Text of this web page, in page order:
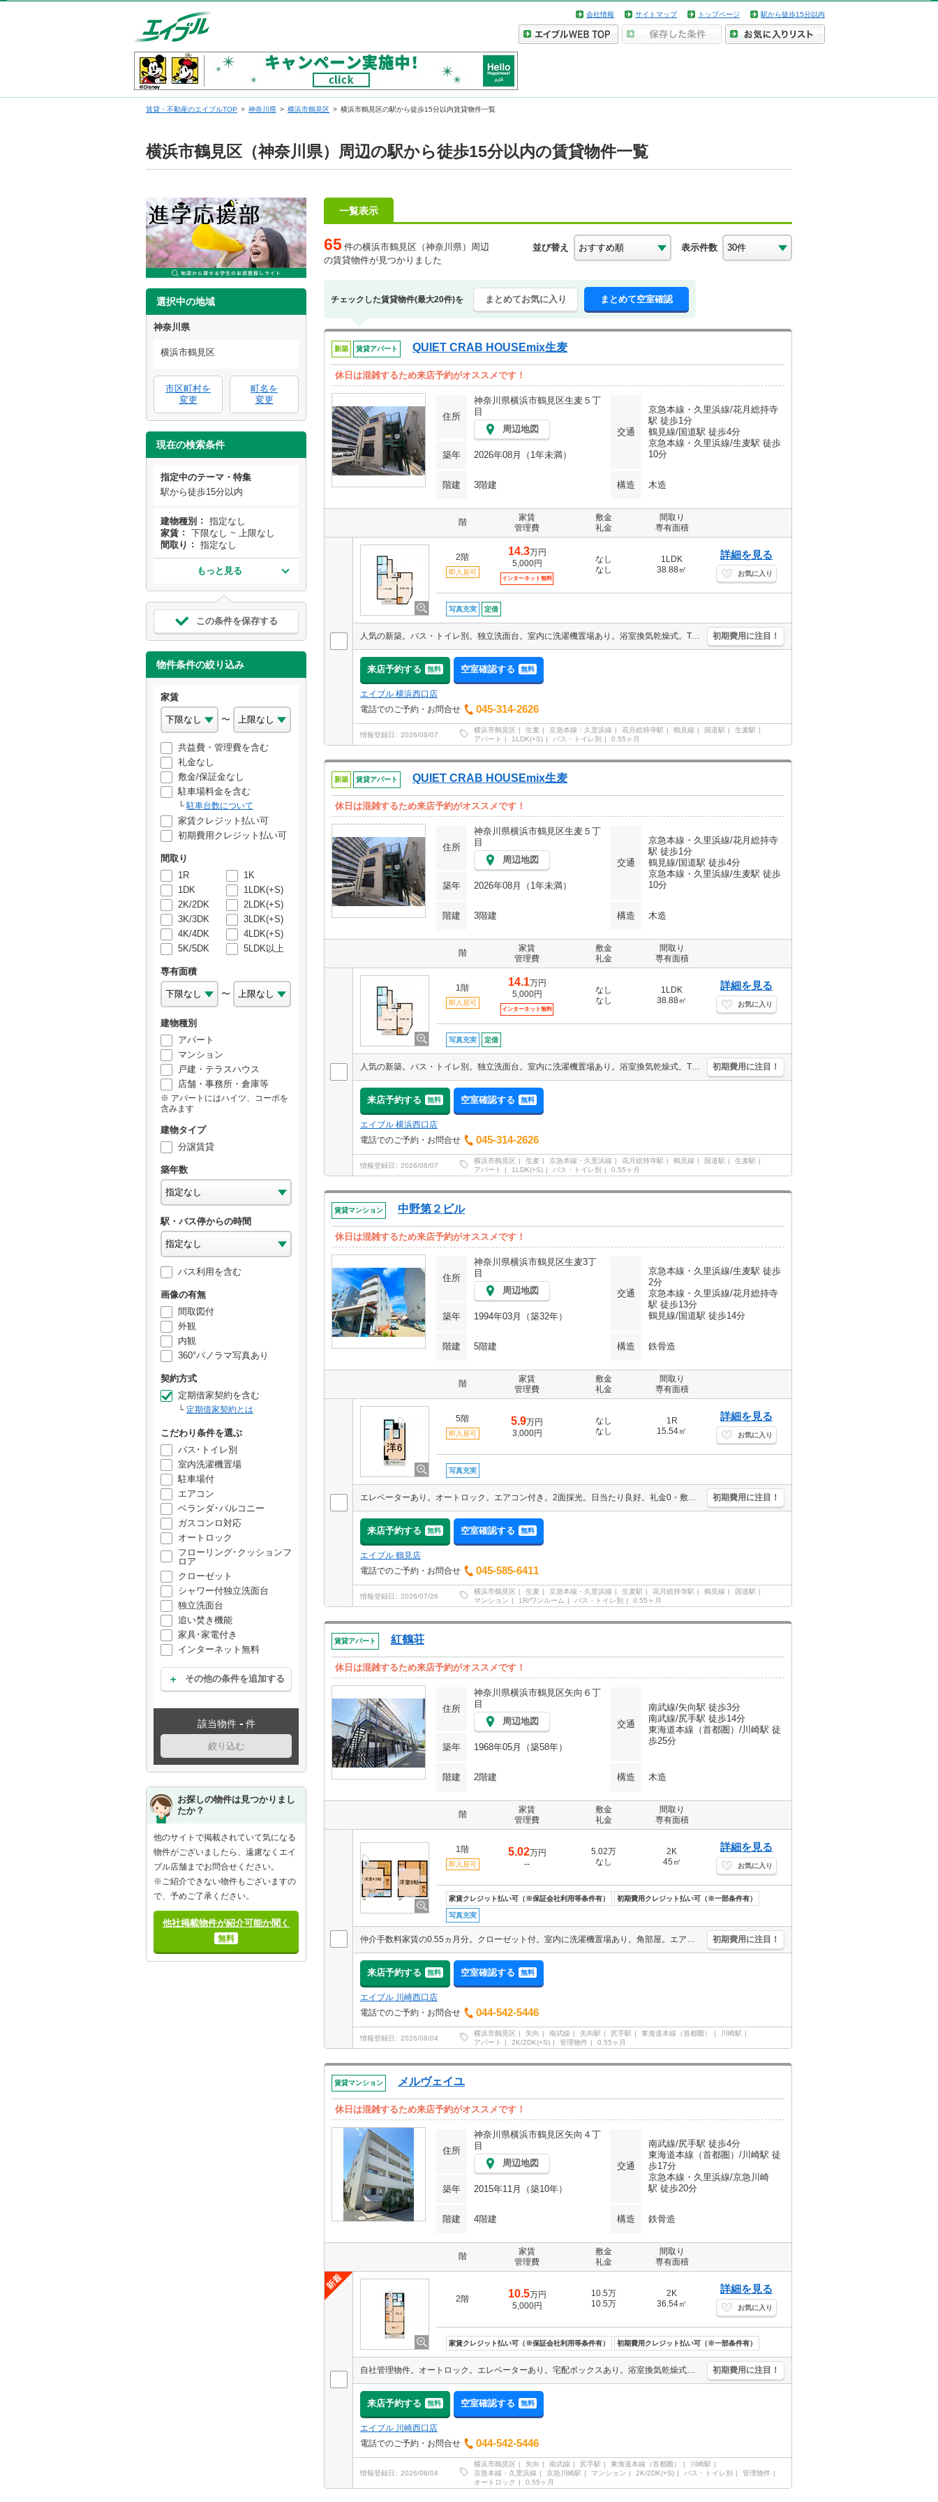
会社情報 サイトマップ トップページ 駅から徒歩15分以内
賃貸・不動産のエイブルTOP 神奈川県 横浜市鶴見区 横浜市鶴見区の駅から徒歩15分以内賃貸物件一覧
横浜市鶴見区（神奈川県）周辺の駅から徒歩15分以内の賃貸物件一覧
選択中の地域
神奈川県
横浜市鶴見区
市区町村を
変更
町名を
変更
現在の検索条件
指定中のテーマ・特集
駅から徒歩15分以内
建物種別
指定なし
家賃
下限なし ~ 上限なし
間取り
指定なし
もっと見る
この条件を保存する
物件条件の絞り込み
家賃
〜
共益費・管理費を含む
礼金なし
敷金/保証金なし
駐車場料金を含む
駐車台数について
家賃クレジット払い可
初期費用クレジット払い可
間取り
1R
1K
1DK
1LDK(+S)
2K/2DK
2LDK(+S)
3K/3DK
3LDK(+S)
4K/4DK
4LDK(+S)
5K/5DK
5LDK以上
専有面積
〜
建物種別
アパート
マンション
戸建・テラスハウス
店舗・事務所・倉庫等
アパートにはハイツ、コーポを
含みます
建物タイプ
分譲賃貸
築年数
駅・バス停からの時間
バス利用を含む
画像の有無
間取図付
外観
内観
360°パノラマ写真あり
契約方式
定期借家契約を含む
定期借家契約とは
こだわり条件を選ぶ
バス･トイレ別
室内洗濯機置場
駐車場付
エアコン
ベランダ･バルコニー
ガスコンロ対応
オートロック
フローリング･クッションフ
ロア
クローゼット
シャワー付独立洗面台
独立洗面台
追い焚き機能
家具･家電付き
インターネット無料
その他の条件を追加する
該当物件 - 件
絞り込む
お探しの物件は見つかりまし
たか？
他のサイトで掲載されていて気になる
物件がございましたら、遠慮なくエイ
ブル店舗までお問合せください。
※ご紹介できない物件もございますの
で、予めご了承ください。
他社掲載物件が紹介可能か聞く
無料
一覧表示
65 件の横浜市鶴見区（神奈川県）周辺
の賃貸物件が見つかりました
並び替え 表示件数
チェックした賃貸物件(最大20件)を まとめてお気に入り まとめて空室確認
新築 賃貸アパート QUIET CRAB HOUSEmix生麦
休日は混雑するため来店予約がオススメです！
住所
神奈川県横浜市鶴見区生麦５丁
目
周辺地図
交通
京急本線・久里浜線/花月総持寺
駅 徒歩1分
鶴見線/国道駅 徒歩4分
京急本線・久里浜線/生麦駅 徒歩
10分
築年 2026年08月（1年未満）
階建 3階建 構造 木造
階
家賃
管理費
敷金
礼金
間取り
専有面積
2階
即入居可
14.3万円
5,000円
インターネット無料
なし
なし
1LDK
38.88㎡
詳細を見る
お気に入り
写真充実 定借
人気の新築。バス・トイレ別。独立洗面台。室内に洗濯機置場あり。浴室換気乾燥式。TVモニターホン有。インターネット無料。宅配ボックスあり。住環境、あなたの目でお確かめください。 初期費用に注目！
来店予約する 無料 空室確認する 無料
エイブル 横浜西口店
電話でのご予約・お問合せ
045-314-2626
情報登録日 2026/08/07
横浜市鶴見区 生麦 京急本線・久里浜線 花月総持寺駅 鶴見線 国道駅
生麦駅
アパート
1LDK(+S) バス・トイレ別 0.55ヶ月
新築 賃貸アパート QUIET CRAB HOUSEmix生麦
休日は混雑するため来店予約がオススメです！
住所
神奈川県横浜市鶴見区生麦５丁
目
周辺地図
交通
京急本線・久里浜線/花月総持寺
駅 徒歩1分
鶴見線/国道駅 徒歩4分
京急本線・久里浜線/生麦駅 徒歩
10分
築年 2026年08月（1年未満）
階建 3階建 構造 木造
階
家賃
管理費
敷金
礼金
間取り
専有面積
1階
即入居可
14.1万円
5,000円
インターネット無料
なし
なし
1LDK
38.88㎡
詳細を見る
お気に入り
写真充実 定借
人気の新築。バス・トイレ別。独立洗面台。室内に洗濯機置場あり。浴室換気乾燥式。TVモニターホン有。インターネット無料。宅配ボックスあり。住環境、あなたの目でお確かめください。 初期費用に注目！
来店予約する 無料 空室確認する 無料
エイブル 横浜西口店
電話でのご予約・お問合せ
045-314-2626
情報登録日 2026/08/07
横浜市鶴見区 生麦 京急本線・久里浜線 花月総持寺駅 鶴見線 国道駅
生麦駅
アパート
1LDK(+S) バス・トイレ別 0.55ヶ月
賃貸マンション 中野第２ビル
休日は混雑するため来店予約がオススメです！
住所
神奈川県横浜市鶴見区生麦3丁
目
周辺地図
交通
京急本線・久里浜線/生麦駅 徒歩
2分
京急本線・久里浜線/花月総持寺
駅 徒歩13分
鶴見線/国道駅 徒歩14分
築年 1994年03月（築32年）
階建 5階建 構造 鉄骨造
階
家賃
管理費
敷金
礼金
間取り
専有面積
5階
即入居可
5.9万円
3,000円
なし
なし
1R
15.54㎡
詳細を見る
お気に入り
写真充実
エレベーターあり。オートロック。エアコン付き。2面採光。日当たり良好。礼金0・敷金0。IH調理器付き。最上階。角部屋。バス・トイレ別。1年未満の解約時、違約金1ヶ月分発生。 初期費用に注目！
来店予約する 無料 空室確認する 無料
エイブル 鶴見店
電話でのご予約・お問合せ
045-585-6411
情報登録日 2026/07/26
横浜市鶴見区 生麦 京急本線・久里浜線 生麦駅 花月総持寺駅 鶴見線
国道駅
マンション
1R/ワンルーム バス・トイレ別 0.55ヶ月
賃貸アパート 紅鶴荘
休日は混雑するため来店予約がオススメです！
住所
神奈川県横浜市鶴見区矢向６丁
目
周辺地図
交通
南武線/矢向駅 徒歩3分
南武線/尻手駅 徒歩14分
東海道本線（首都圏）/川崎駅 徒
歩25分
築年 1968年05月（築58年）
階建 2階建 構造 木造
階
家賃
管理費
敷金
礼金
間取り
専有面積
1階
即入居可
5.02万円
--
5.02万
なし
2K
45㎡
詳細を見る
お気に入り
家賃クレジット払い可（※保証会社利用等条件有） 初期費用クレジット払い可（※一部条件有）
写真充実
仲介手数料家賃の0.55ヵ月分。クローゼット付。室内に洗濯機置場あり。角部屋。エアコン付き。収納たっぷり。引越指定業者あり。契約金・家賃クレジットカード払い可（ポイント還元あり）。うれしい礼金0!。 初期費用に注目！
来店予約する 無料 空室確認する 無料
エイブル 川崎西口店
電話でのご予約・お問合せ
044-542-5446
情報登録日 2026/08/04
横浜市鶴見区 矢向 南武線 矢向駅 尻手駅 東海道本線（首都圏）
川崎駅
アパート
2K/2DK(+S) 管理物件 0.55ヶ月
賃貸マンション メルヴェイユ
休日は混雑するため来店予約がオススメです！
住所
神奈川県横浜市鶴見区矢向４丁
目
周辺地図
交通
南武線/尻手駅 徒歩4分
東海道本線（首都圏）/川崎駅 徒
歩17分
京急本線・久里浜線/京急川崎
駅 徒歩20分
築年 2015年11月（築10年）
階建 4階建 構造 鉄骨造
階
家賃
管理費
敷金
礼金
間取り
専有面積
2階 10.5万円
5,000円
10.5万
10.5万
2K
36.54㎡
詳細を見る
お気に入り
家賃クレジット払い可（※保証会社利用等条件有） 初期費用クレジット払い可（※一部条件有）
自社管理物件。オートロック。エレベーターあり。宅配ボックスあり。浴室換気乾燥式。温水洗浄便座付き。システムキッチン。2階角部屋。引越指定業者あり。契約金・家賃キャッシュレス決済対応（条件あり）。 初期費用に注目！
来店予約する 無料 空室確認する 無料
エイブル 川崎西口店
電話でのご予約・お問合せ
044-542-5446
情報登録日 2026/08/04
横浜市鶴見区 矢向 南武線 尻手駅 東海道本線（首都圏）
川崎駅
京急本線・久里浜線
京急川崎駅 マンション 2K/2DK(+S) バス・トイレ別
管理物件
オートロック
0.55ヶ月